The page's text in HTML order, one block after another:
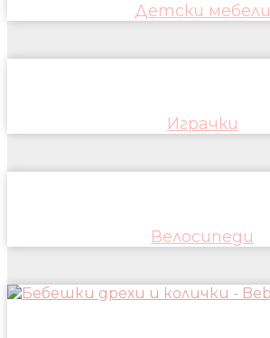
Детски мебели
Играчки
Велосипеди